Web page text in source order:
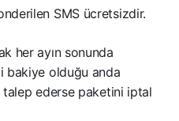
SMS ücretsizdir.
her ayın sonunda
bakiye olduğu anda
ederse paketini iptal